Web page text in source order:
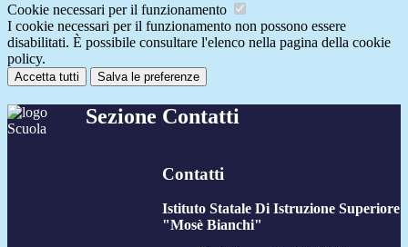
Cookie necessari per il funzionamento
I cookie necessari per il funzionamento non possono essere
disabilitati. È possibile consultare l'elenco nella pagina della cookie
policy.
Accetta tutti Salva le preferenze
Sezione Contatti
Contatti
Istituto Statale Di Istruzione Superiore
"Mosè Bianchi"